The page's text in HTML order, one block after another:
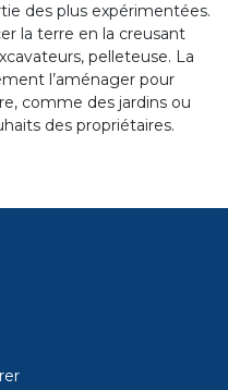
des plus expérimentées.
la terre en la creusant
pelleteuse. La
l’aménager pour
comme des jardins ou
des propriétaires.